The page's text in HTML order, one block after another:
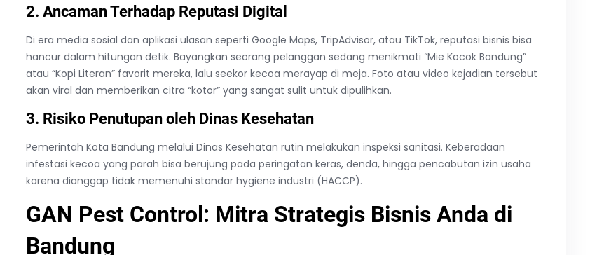
2. Ancaman Terhadap Reputasi Digital
Di era media sosial dan aplikasi ulasan seperti Google Maps, TripAdvisor, atau TikTok, reputasi bisnis bisa
hancur dalam hitungan detik. Bayangkan seorang pelanggan sedang menikmati “Mie Kocok Bandung”
atau “Kopi Literan” favorit mereka, lalu seekor kecoa merayap di meja. Foto atau video kejadian tersebut
akan viral dan memberikan citra “kotor” yang sangat sulit untuk dipulihkan.
3. Risiko Penutupan oleh Dinas Kesehatan
Pemerintah Kota Bandung melalui Dinas Kesehatan rutin melakukan inspeksi sanitasi. Keberadaan
infestasi kecoa yang parah bisa berujung pada peringatan keras, denda, hingga pencabutan izin usaha
karena dianggap tidak memenuhi standar hygiene industri (HACCP).
GAN Pest Control: Mitra Strategis Bisnis Anda di
Bandung